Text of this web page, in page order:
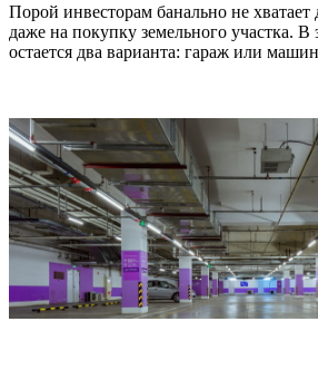
Порой инвесторам банально не хватает
даже на покупку земельного участка. В
остается два варианта: гараж или